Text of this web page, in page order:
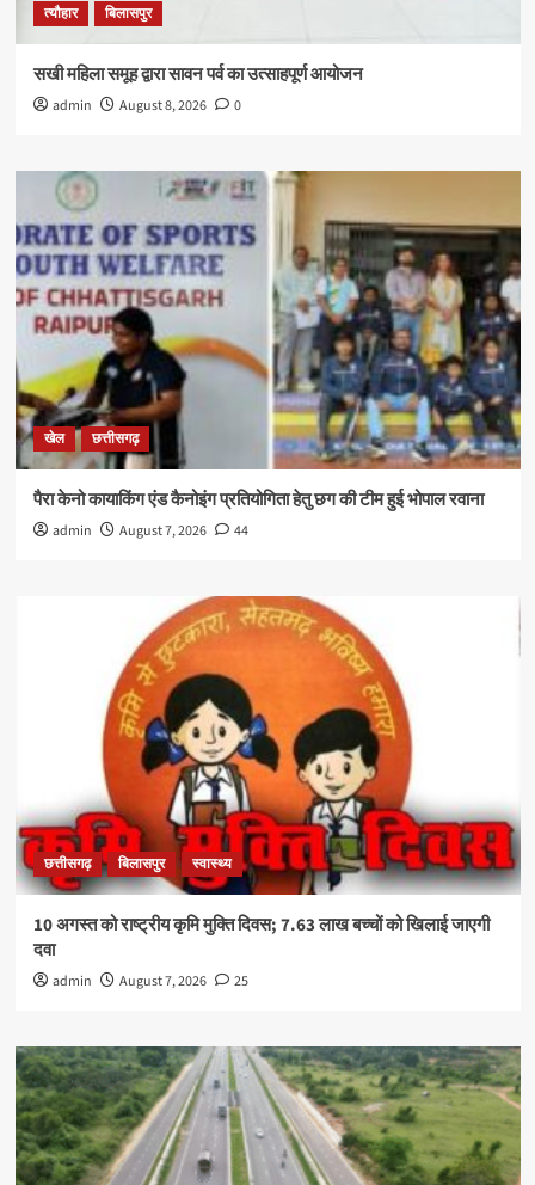
त्यौहार बिलासपुर
सखी महिला समूह द्वारा सावन पर्व का उत्साहपूर्ण आयोजन
admin August 8, 2026 0
खेल छत्तीसगढ़
पैरा केनो कायाकिंग एंड कैनोइंग प्रतियोगिता हेतु छग की टीम हुई भोपाल रवाना
admin August 7, 2026 44
छत्तीसगढ़ बिलासपुर स्वास्थ्य
10 अगस्त को राष्ट्रीय कृमि मुक्ति दिवस; 7.63 लाख बच्चों को खिलाई जाएगी
दवा
admin August 7, 2026 25